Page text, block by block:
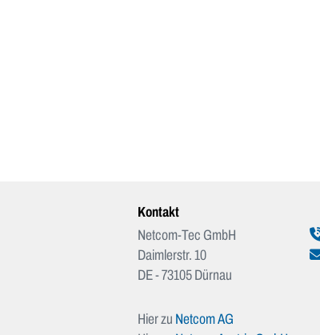
Kontakt
Netcom-Tec GmbH
Daimlerstr. 10
DE - 73105 Dürnau
Hier zu Netcom AG